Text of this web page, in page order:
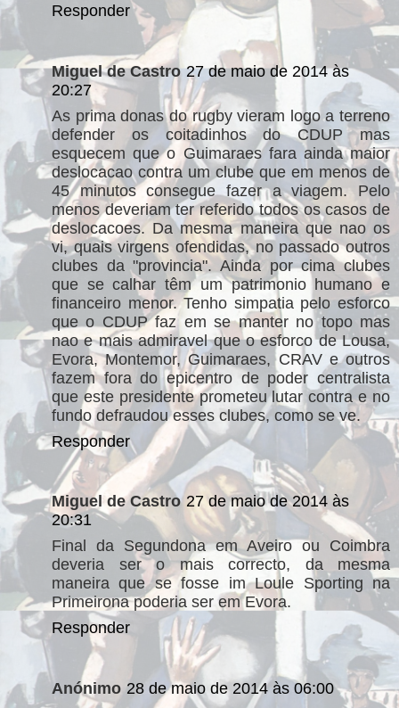
Responder
Miguel de Castro 27 de maio de 2014 às
20:27
As prima donas do rugby vieram logo a terreno
defender os coitadinhos do CDUP mas
esquecem que o Guimaraes fara ainda maior
deslocacao contra um clube que em menos de
45 minutos consegue fazer a viagem. Pelo
menos deveriam ter referido todos os casos de
deslocacoes. Da mesma maneira que nao os
vi, quais virgens ofendidas, no passado outros
clubes da "provincia". Ainda por cima clubes
que se calhar têm um patrimonio humano e
financeiro menor. Tenho simpatia pelo esforco
que o CDUP faz em se manter no topo mas
nao e mais admiravel que o esforco de Lousa,
Evora, Montemor, Guimaraes, CRAV e outros
fazem fora do epicentro de poder centralista
que este presidente prometeu lutar contra e no
fundo defraudou esses clubes, como se ve.
Responder
Miguel de Castro 27 de maio de 2014 às
20:31
Final da Segundona em Aveiro ou Coimbra
deveria ser o mais correcto, da mesma
maneira que se fosse im Loule Sporting na
Primeirona poderia ser em Evora.
Responder
Anónimo 28 de maio de 2014 às 06:00